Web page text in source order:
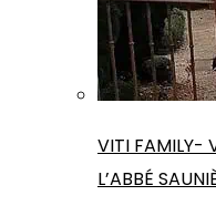
VITI FAMILY-
L’ABBÉ